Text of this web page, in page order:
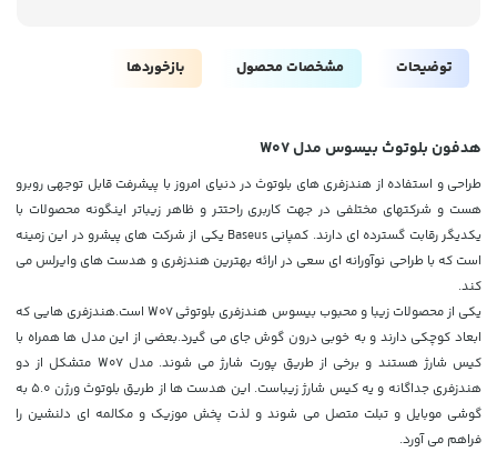
توضیحات مشخصات محصول بازخوردها
هدفون بلوتوث بیسوس مدل W07
طراحی و استفاده از هندزفری های بلوتوث در دنیای امروز با پیشرفت قابل توجهی روبرو
هست و شرکتهای مختلفی در جهت کاربری راحتتر و ظاهر زیباتر اینگونه محصولات با
یکدیگر رقابت گسترده ای دارند. کمپانی Baseus یکی از شرکت های پیشرو در این زمینه
است که با طراحی نوآورانه ای سعی در ارائه بهترین هندزفری و هدست های وایرلس می
کند.
یکی از محصولات زیبا و محبوب بیسوس هندزفری بلوتوثی W07 است.هندزفری هایی که
ابعاد کوچکی دارند و به خوبی درون گوش جای می گیرد.بعضی از این مدل ها همراه با
کیس شارژ هستند و برخی از طریق پورت شارژ می شوند. مدل W07 متشکل از دو
هندزفری جداگانه و یه کیس شارژ زیباست. این هدست ها از طریق بلوتوث ورژن 5.0 به
گوشی موبایل و تبلت متصل می شوند و لذت پخش موزیک و مکالمه ای دلنشین را
فراهم می آورد.